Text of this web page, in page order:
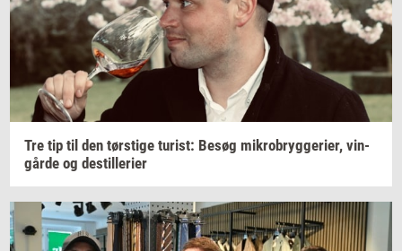
Tre tip til den tørsti­ge turist: Besøg mi­kro­bryg­ge­ri­er, vin­
går­de og destil­le­ri­er